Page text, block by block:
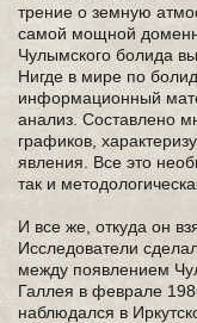
трение о земную
самой мощной
Чулымского болида
Нигде в мире по
информационный
анализ. Составлено
графиков,
явления. Все это
так и
И все же, откуда он
Исследователи
между появлением
Галлея в феврале
наблюдался в